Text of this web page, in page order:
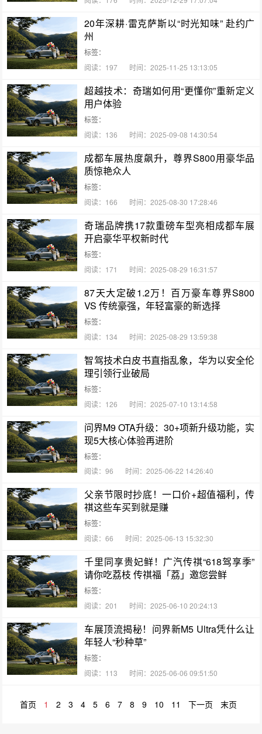
20年深耕·雷克萨斯以“时光知味” 赴约广
州
标签：
阅读：197
时间：2025-11-25 13:13:05
超越技术：奇瑞如何用“更懂你”重新定义
用户体验
标签：
阅读：136
时间：2025-09-08 14:30:54
成都车展热度飙升，尊界S800用豪华品
质惊艳众人
标签：
阅读：166
时间：2025-08-30 17:28:46
奇瑞品牌携17款重磅车型亮相成都车展
开启豪华平权新时代
标签：
阅读：171
时间：2025-08-29 16:31:57
87天大定破1.2万！百万豪车尊界S800
VS 传统豪强，年轻富豪的新选择
标签：
阅读：134
时间：2025-08-29 13:59:38
智驾技术白皮书直指乱象，华为以安全伦
理引领行业破局
标签：
阅读：126
时间：2025-07-10 13:14:58
问界M9 OTA升级：30+项新升级功能，实
现5大核心体验再进阶
标签：
阅读：96
时间：2025-06-22 14:26:40
父亲节限时抄底！一口价+超值福利，传
祺这些车买到就是赚
标签：
阅读：66
时间：2025-06-13 15:32:30
千里同享贵妃鲜！广汽传祺“618驾享季”
请你吃荔枝 传祺福「荔」邀您尝鲜
标签：
阅读：201
时间：2025-06-10 20:24:13
车展顶流揭秘！问界新M5 Ultra凭什么让
年轻人“秒种草”
标签：
阅读：113
时间：2025-06-06 09:51:50
首页 1 2 3 4 5 6 7 8 9 10 11 下一页 末页